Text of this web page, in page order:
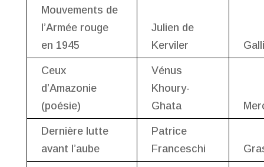
Mouvements de
l’Armée rouge
en 1945
Julien de
Kerviler
Ceux
d’Amazonie
(poésie)
Vénus
Khoury-
Ghata
Dernière lutte
avant l’aube
Patrice
Franceschi